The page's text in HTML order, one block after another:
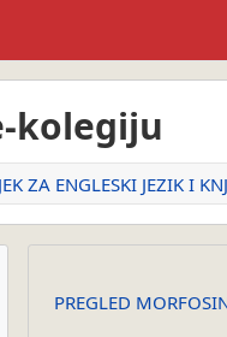
kolegiju
ZA ENGLESKI JEZIK I
PREGLED